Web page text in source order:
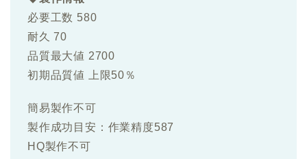
必要工数 580
耐久 70
品質最大値 2700
初期品質値 上限50％
簡易製作不可
製作成功目安：作業精度587
HQ製作不可